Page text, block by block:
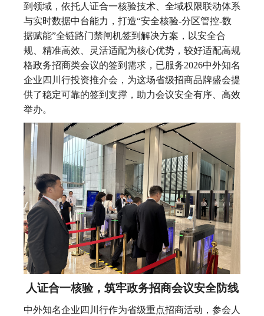
到领域，依托人证合一核验技术、全域权限联动体系
与实时数据中台能力，打造“安全核验-分区管控-数
据赋能”全链路门禁闸机签到解决方案，以安全合
规、精准高效、灵活适配为核心优势，较好适配高规
格政务招商类会议的签到需求，已服务2026中外知名
企业四川行投资推介会，为这场省级招商品牌盛会提
供了稳定可靠的签到支撑，助力会议安全有序、高效
举办。
人证合一核验，筑牢政务招商会议安全防线
中外知名企业四川行作为省级重点招商活动，参会人